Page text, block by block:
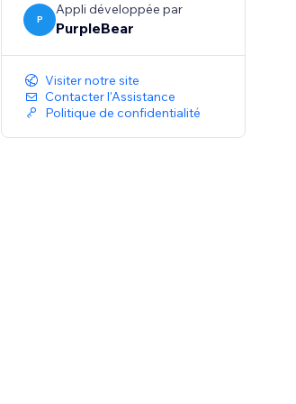
P
Appli développée par
PurpleBear
Visiter notre site
Contacter l'Assistance
Politique de confidentialité